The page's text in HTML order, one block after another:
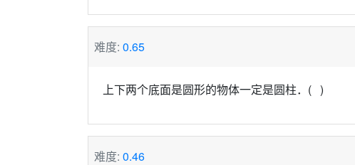
难度: 0.65
上下两个底面是圆形的物体一定是圆柱． ( )
难度: 0.46